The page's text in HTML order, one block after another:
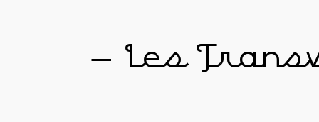
— Les